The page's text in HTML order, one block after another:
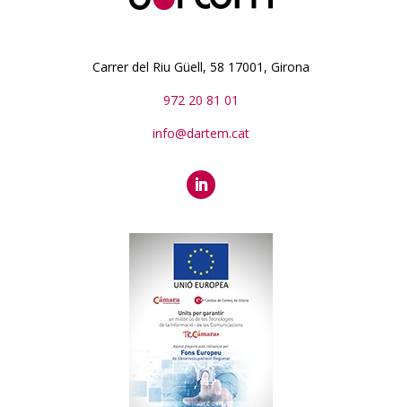
Carrer del Riu Güell, 58 17001, Girona
972 20 81 01
info@dartem.cat